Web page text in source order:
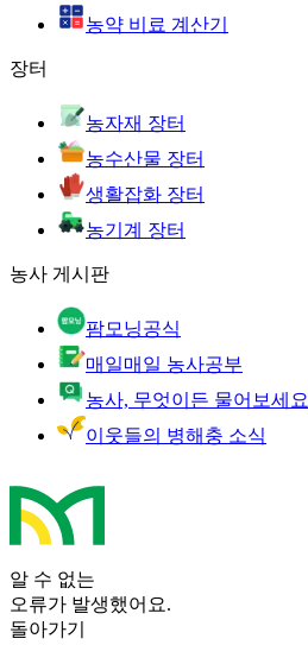
농약 비료 계산기
장터
농자재 장터
농수산물 장터
생활잡화 장터
농기계 장터
농사 게시판
팜모닝공식
매일매일 농사공부
농사, 무엇이든 물어보세요
이웃들의 병해충 소식
알 수 없는
오류가 발생했어요.
돌아가기